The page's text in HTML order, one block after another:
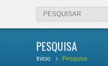
PESQUISA
Início Pesquisa